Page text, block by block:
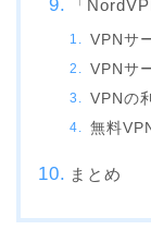
「
VPNサ
VPNサ
VPNの
無料
まとめ